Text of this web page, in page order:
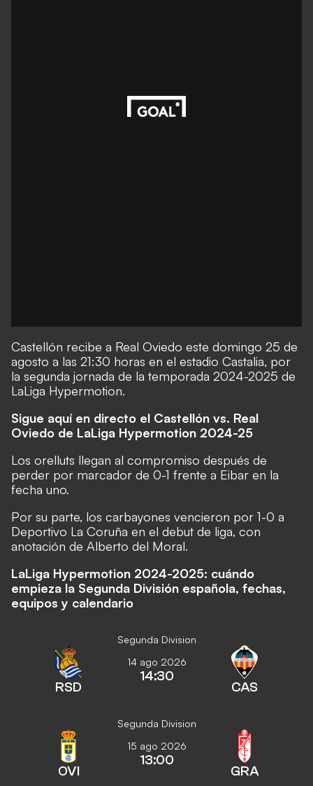
Castellón recibe a Real Oviedo este domingo 25 de
agosto a las 21:30 horas en el estadio Castalia, por
la segunda jornada de la temporada 2024-2025 de
LaLiga Hypermotion.
Sigue aquí en directo el Castellón vs. Real
Oviedo de LaLiga Hypermotion 2024-25
Los orelluts llegan al compromiso después de
perder por marcador de 0-1 frente a Eibar en la
fecha uno.
Por su parte, los carbayones vencieron por 1-0 a
Deportivo La Coruña en el debut de liga, con
anotación de Alberto del Moral.
LaLiga Hypermotion 2024-2025: cuándo
empieza la Segunda División española, fechas,
equipos y calendario
Segunda Division
RSD
14 ago 2026
14:30
CAS
Segunda Division
OVI
15 ago 2026
13:00
GRA